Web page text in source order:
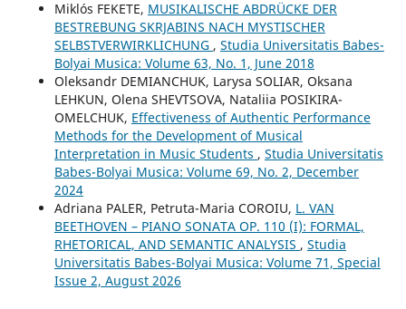
Miklós FEKETE, MUSIKALISCHE ABDRÜCKE DER
BESTREBUNG SKRJABINS NACH MYSTISCHER
SELBSTVERWIRKLICHUNG , Studia Universitatis Babes-
Bolyai Musica: Volume 63, No. 1, June 2018
Oleksandr DEMIANCHUK, Larysa SOLIAR, Oksana
LEHKUN, Olena SHEVTSOVA, Nataliia POSIKIRA-
OMELCHUK, Effectiveness of Authentic Performance
Methods for the Development of Musical
Interpretation in Music Students , Studia Universitatis
Babes-Bolyai Musica: Volume 69, No. 2, December
2024
Adriana PALER, Petruta-Maria COROIU, L. VAN
BEETHOVEN – PIANO SONATA OP. 110 (I): FORMAL,
RHETORICAL, AND SEMANTIC ANALYSIS , Studia
Universitatis Babes-Bolyai Musica: Volume 71, Special
Issue 2, August 2026